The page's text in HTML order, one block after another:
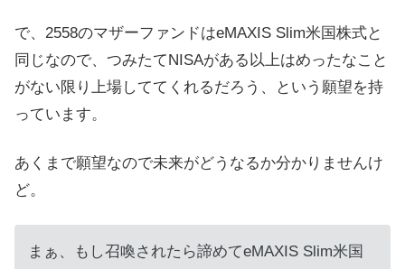
で、2558のマザーファンドはeMAXIS Slim米国株式と
同じなので、つみたてNISAがある以上はめったなこと
がない限り上場しててくれるだろう、という願望を持
っています。
あくまで願望なので未来がどうなるか分かりませんけ
ど。
まぁ、もし召喚されたら諦めてeMAXIS Slim米国